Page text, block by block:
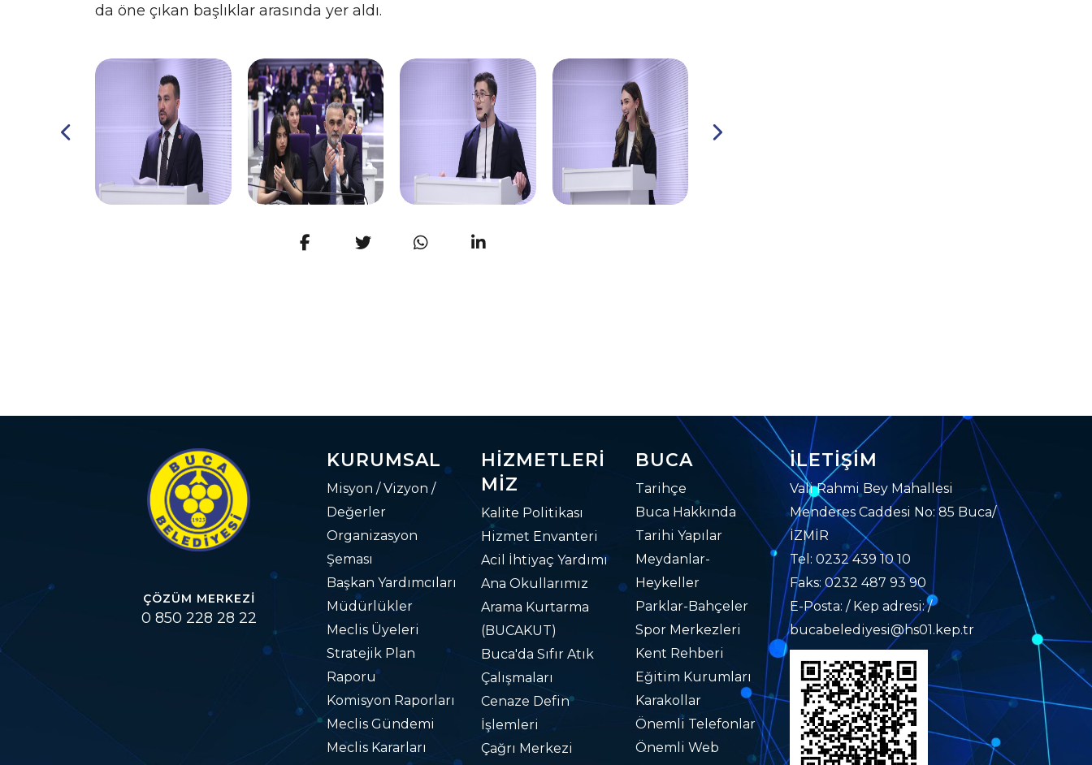
da öne çıkan başlıklar arasında yer aldı.
ÇÖZÜM MERKEZI
0 850 228 28 22
KURUMSAL
Misyon / Vizyon /
Değerler
Organizasyon
Şeması
Başkan Yardımcıları
Müdürlükler
Meclis Üyeleri
Stratejik Plan
Raporu
Komisyon Raporları
Meclis Gündemi
Meclis Kararları
HIZMETLERI
MIZ
Kalite Politikası
Hizmet Envanteri
Acil İhtiyaç Yardımı
Ana Okullarımız
Arama Kurtarma
(BUCAKUT)
Buca'da Sıfır Atık
Çalışmaları
Cenaze Defin
İşlemleri
Çağrı Merkezi
BUCA
Tarihçe
Buca Hakkında
Tarihi Yapılar
Meydanlar-
Heykeller
Parklar-Bahçeler
Spor Merkezleri
Kent Rehberi
Eğitim Kurumları
Karakollar
Önemli Telefonlar
Önemli Web
İLETIŞIM
Vali Rahmi Bey Mahallesi
Menderes Caddesi No: 85 Buca/
İZMİR
Tel: 0232 439 10 10
Faks: 0232 487 93 90
E-Posta: / Kep adresi: /
bucabelediyesi@hs01.kep.tr